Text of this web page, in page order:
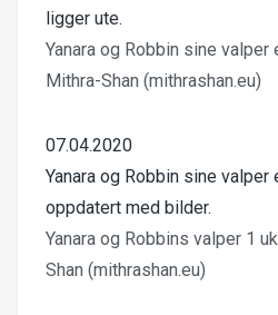
ligger ute.
Yanara og Robbin sine valper
Mithra-Shan (mithrashan.eu)
07.04.2020
Yanara og Robbin sine valper
oppdatert med bilder.
Yanara og Robbins valper 1
Shan (mithrashan.eu)